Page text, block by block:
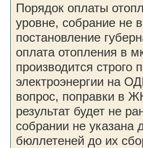
Порядок оплаты
уровне, собрание не
постановление
оплата отопления в
производится
электроэнергии на
вопрос, поправки в
результат будет не
собрании не указана
бюллетеней до их